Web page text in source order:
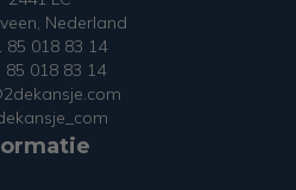
Nederland
85 018 83 14
85 018 83 14